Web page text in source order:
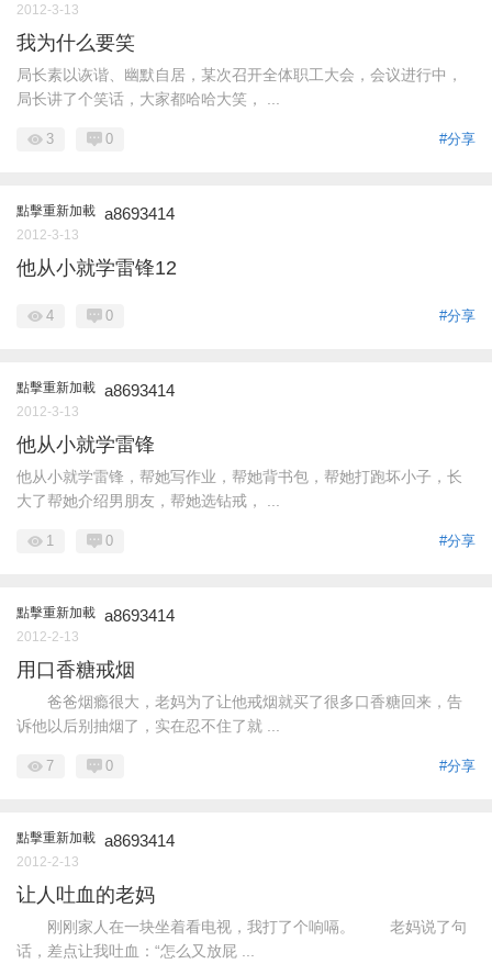
2012-3-13
我为什么要笑
局长素以诙谐、幽默自居，某次召开全体职工大会，会议进行中，
局长讲了个笑话，大家都哈哈大笑， ...
#分享
3 0
點擊重新加載 a8693414
2012-3-13
他从小就学雷锋12
#分享
4 0
點擊重新加載 a8693414
2012-3-13
他从小就学雷锋
他从小就学雷锋，帮她写作业，帮她背书包，帮她打跑坏小子，长
大了帮她介绍男朋友，帮她选钻戒， ...
#分享
1 0
點擊重新加載 a8693414
2012-2-13
用口香糖戒烟
爸爸烟瘾很大，老妈为了让他戒烟就买了很多口香糖回来，告
诉他以后别抽烟了，实在忍不住了就 ...
#分享
7 0
點擊重新加載 a8693414
2012-2-13
让人吐血的老妈
刚刚家人在一块坐着看电视，我打了个响嗝。 老妈说了句
话，差点让我吐血：“怎么又放屁 ...